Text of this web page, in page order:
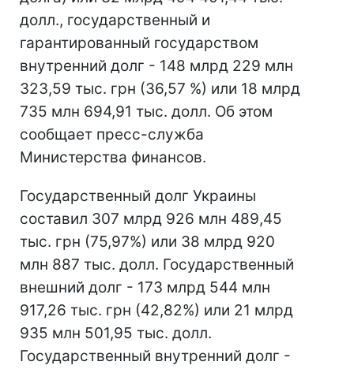
долл., государственный и
гарантированный государством
внутренний долг - 148 млрд 229 млн
323,59 тыс. грн (36,57 %) или 18 млрд
735 млн 694,91 тыс. долл. Об этом
сообщает пресс-служба
Министерства финансов.
Государственный долг Украины
составил 307 млрд 926 млн 489,45
тыс. грн (75,97%) или 38 млрд 920
млн 887 тыс. долл. Государственный
внешний долг - 173 млрд 544 млн
917,26 тыс. грн (42,82%) или 21 млрд
935 млн 501,95 тыс. долл.
Государственный внутренний долг -